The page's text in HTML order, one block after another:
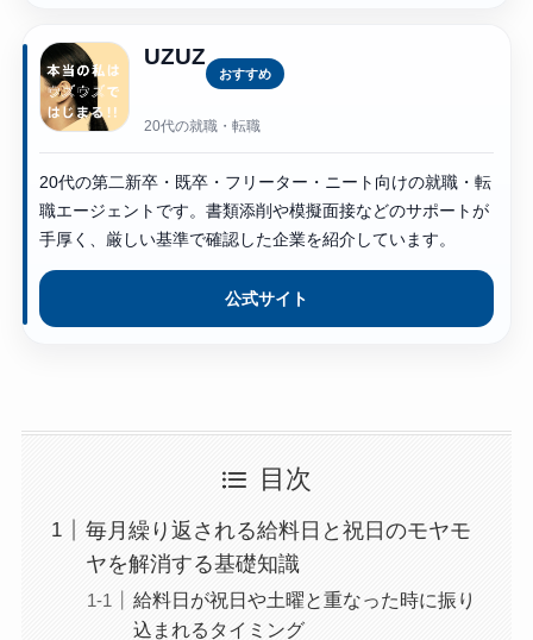
UZUZ
おすすめ
20代の就職・転職
20代の第二新卒・既卒・フリーター・ニート向けの就職・転
職エージェントです。書類添削や模擬面接などのサポートが
手厚く、厳しい基準で確認した企業を紹介しています。
公式サイト
目次
毎月繰り返される給料日と祝日のモヤモ
ヤを解消する基礎知識
給料日が祝日や土曜と重なった時に振り
込まれるタイミング